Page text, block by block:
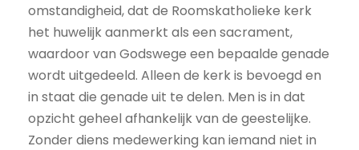
omstandigheid, dat de Roomskatholieke kerk
het huwelijk aanmerkt als een sacrament,
waardoor van Godswege een bepaalde genade
wordt uitgedeeld. Alleen de kerk is bevoegd en
in staat die genade uit te delen. Men is in dat
opzicht geheel afhankelijk van de geestelijke.
Zonder diens medewerking kan iemand niet in